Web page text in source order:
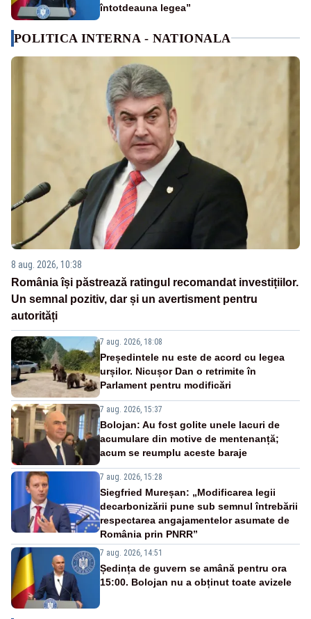
întotdeauna legea”
POLITICA INTERNA - NATIONALA
8 aug. 2026, 10:38
România își păstrează ratingul recomandat investițiilor.
Un semnal pozitiv, dar și un avertisment pentru
autorități
7 aug. 2026, 18:08
Președintele nu este de acord cu legea
urșilor. Nicușor Dan o retrimite în
Parlament pentru modificări
7 aug. 2026, 15:37
Bolojan: Au fost golite unele lacuri de
acumulare din motive de mentenanță;
acum se reumplu aceste baraje
7 aug. 2026, 15:28
Siegfried Mureșan: „Modificarea legii
decarbonizării pune sub semnul întrebării
respectarea angajamentelor asumate de
România prin PNRR”
7 aug. 2026, 14:51
Ședința de guvern se amână pentru ora
15:00. Bolojan nu a obținut toate avizele